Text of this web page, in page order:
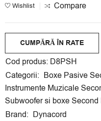
Wishlist Compare
CUMPĂRĂ ÎN RATE
Cumpără acest produs în
cardul tăuCredit Europe
Garanti BanksauAlpha
Rate disponibile la Credit
Transilvania:3,4
Cod produs: D8PSH
Categorii: Boxe Pasive
Instrumente Muzicale
Subwoofer si boxe Second
Brand: Dynacord